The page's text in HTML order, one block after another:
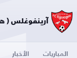
آرينفوغلس ( هولندا )
المباريات الأخبار